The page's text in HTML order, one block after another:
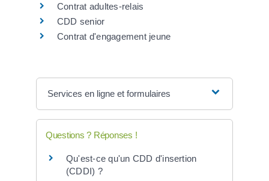
Contrat adultes-relais
CDD senior
Contrat d'engagement jeune
Services en ligne et formulaires
Questions ? Réponses !
Qu'est-ce qu'un CDD d'insertion
(CDDI) ?